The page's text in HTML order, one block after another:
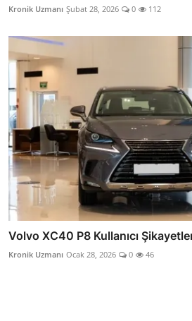
Kronik Uzmanı Şubat 28, 2026 0 112
Volvo XC40 P8 Kullanıcı
Kronik Uzmanı Ocak 28, 2026 0 46